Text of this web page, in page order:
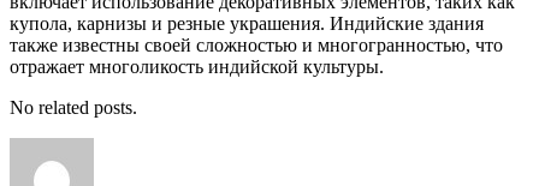
купола, карнизы и резные украшения. Индийские здания
также известны своей сложностью и многогранностью, что
отражает многоликость индийской культуры.
No related posts.